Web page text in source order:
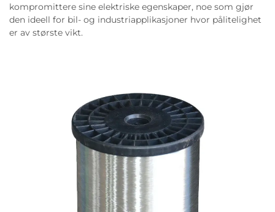
kompromittere sine elektriske egenskaper, noe som gjør
den ideell for bil- og industriapplikasjoner hvor pålitelighet
er av største vikt.